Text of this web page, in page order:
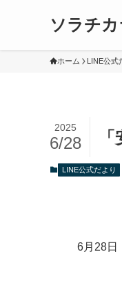
ソラチカ
ホーム LINE公式
2025
6/28
LINE公式だより
6月28日